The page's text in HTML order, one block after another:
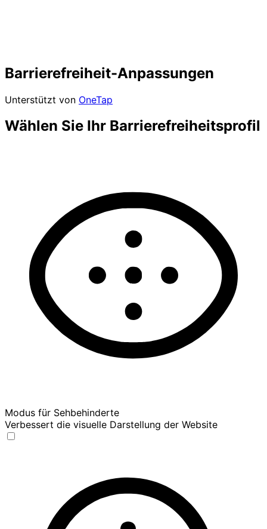
Barrierefreiheit-Anpassungen
Unterstützt von OneTap
Wählen Sie Ihr Barrierefreiheitsprofil
Modus für Sehbehinderte
Verbessert die visuelle Darstellung der Website